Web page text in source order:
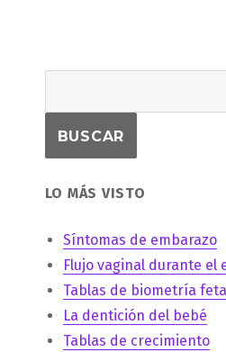
LO MÁS VISTO
Síntomas de embarazo
Flujo vaginal durante el
Tablas de biometría
La dentición del bebé
Tablas de crecimiento